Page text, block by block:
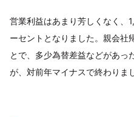
営業利益はあまり芳しくなく
ーセントとなりました。親会社
とで、多少為替差益などがあっ
が、対前年マイナスで終わりま